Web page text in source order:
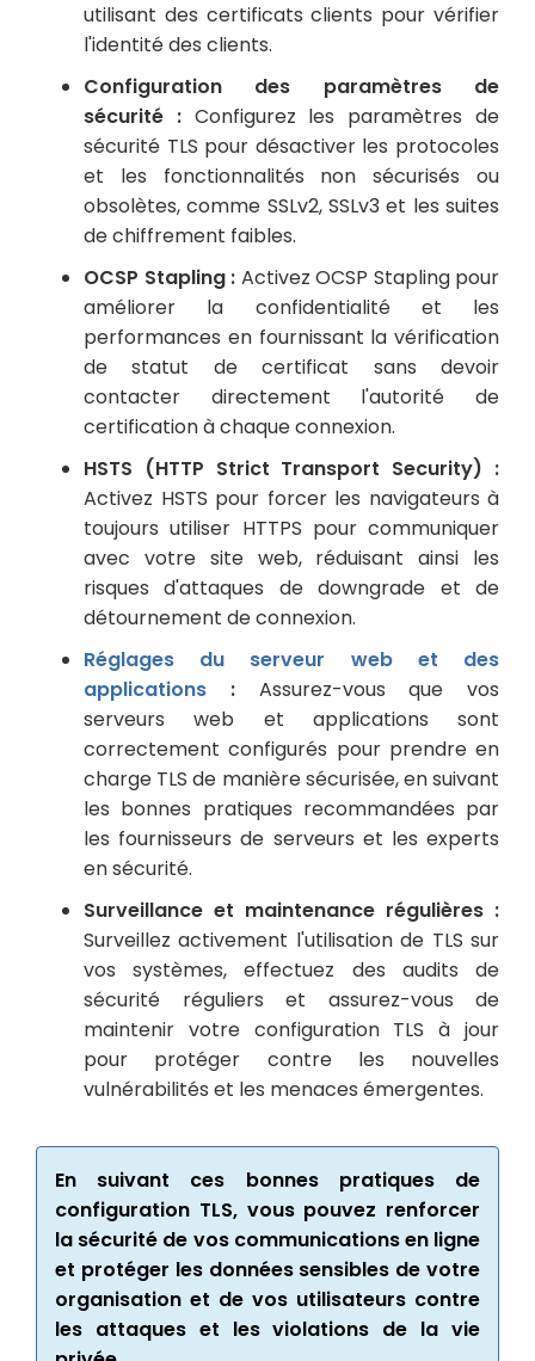
utilisant des certificats clients pour vérifier
l'identité des clients.
Configuration des paramètres de
sécurité :Configurez les paramètres de
sécurité TLS pour désactiver les protocoles
et les fonctionnalités non sécurisés ou
obsolètes, comme SSLv2, SSLv3 et les suites
de chiffrement faibles.
OCSP Stapling : Activez OCSP Stapling pour
améliorer la confidentialité et les
performances en fournissant la vérification
de statut de certificat sans devoir
contacter directement l'autorité de
certification à chaque connexion.
HSTS (HTTP Strict Transport Security) :
Activez HSTS pour forcer les navigateurs à
toujours utiliser HTTPS pour communiquer
avec votre site web, réduisant ainsi les
risques d'attaques de downgrade et de
détournement de connexion.
Réglages du serveur web et des
applications :Assurez-vous que vos
serveurs web et applications sont
correctement configurés pour prendre en
charge TLS de manière sécurisée, en suivant
les bonnes pratiques recommandées par
les fournisseurs de serveurs et les experts
en sécurité.
Surveillance et maintenance régulières :
Surveillez activement l'utilisation de TLS sur
vos systèmes, effectuez des audits de
sécurité réguliers et assurez-vous de
maintenir votre configuration TLS à jour
pour protéger contre les nouvelles
vulnérabilités et les menaces émergentes.
En suivant ces bonnes pratiques de
configuration TLS, vous pouvez renforcer
la sécurité de vos communications en ligne
et protéger les données sensibles de votre
organisation et de vos utilisateurs contre
les attaques et les violations de la vie